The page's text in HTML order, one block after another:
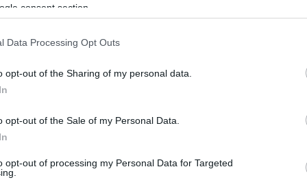
consent section.
Data Processing Opt Outs
opt-out of the Sharing of my personal data.
opt-out of the Sale of my Personal Data.
opt-out of processing my Personal Data for Targeted
line management ρόλους (31%).
20:12